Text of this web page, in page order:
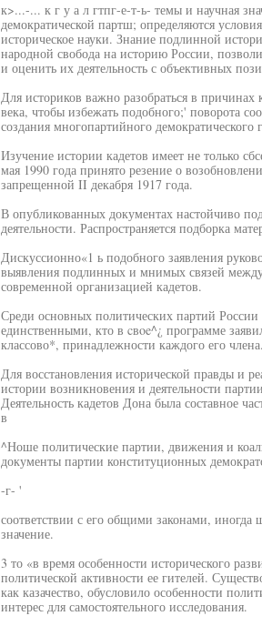
к>...-... к г у а л гтпг-е-т-ь- темы и научная
демократической партш; определяются
историческое науки. Знание подлинной
народной свобода на историю России,
и оценить их деятельность с объективных
Для историков важно разобраться в
века, чтобы избежать подобного;' поворота
создания многопартийного демократического
Изучение истории кадетов имеет не только
мая 1990 года принято резение о
запрещенной II декабря 1917 года.
В опубликованных документах настойчиво
деятельности. Распространяется подборка
Дискуссионно«1 ь подобного заявления
выявления подлинных и мнимых связей
современной организацией кадетов.
Среди основных политических партий
единственными, кто в cвoe^¿ программе
классово*, принадлежности каждого его члена.
Для восстановления исторической правды и
истории возникновения и деятельности
Деятельность кадетов Дона была составное
в
^Ноше политические партии, движения и
документы партии конституционных
-г- '
соответствии с его общими законами,
значение.
3 то «в время особенности исторического
политической активности ее гителей.
как казачество, обусловило особенности
интерес для самостоятельного исследования.